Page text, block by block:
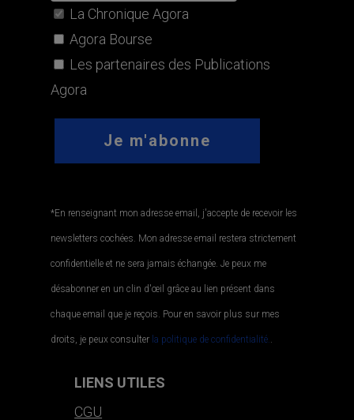
La Chronique Agora
Agora Bourse
Les partenaires des Publications
Agora
*En renseignant mon adresse email, j'accepte de recevoir les
newsletters cochées. Mon adresse email restera strictement
confidentielle et ne sera jamais échangée. Je peux me
désabonner en un clin d'œil grâce au lien présent dans
chaque email que je reçois. Pour en savoir plus sur mes
droits, je peux consulter la politique de confidentialité..
LIENS UTILES
CGU